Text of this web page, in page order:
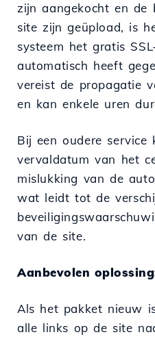
zijn aangekocht en de
site zijn geüpload, is
systeem het gratis
automatisch heeft
vereist de propagatie
en kan enkele uren
Bij een oudere service
vervaldatum van het
mislukking van de
wat leidt tot de
van de site.
Aanbevolen
Als het pakket nieuw
alle links op de site